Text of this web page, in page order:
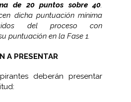
de 20 puntos sobre 40.
dicha puntuación mínima
del proceso con
puntuación en la Fase 1.
A PRESENTAR
deberán presentar